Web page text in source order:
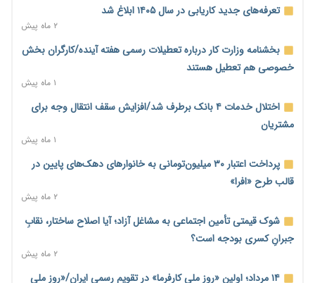
رشد ۷۵ هزار میلیاردی بازار خرید اعتباری؛ فین‌تک‌ها وارد میدان
احتمال اختلال ۲۴ ساعته در سامانه‌های تأمین اجتماعی
۲ روز پیش
آغاز اجرای پایلوت «ردا کارت» برای دانشجویان تحصیلات تکمیلی
محدودیت تازه برای شبکه بانکی؛ افزایش سپرده قانونی با هدف
کنترل تورم
ترمز تولید خودرو کشیده شد؛ افت ۲۵ درصدی تیراژ ایران‌خودرو،
سایپا و پارس‌خودرو
۲ روز پیش
تعرفه‌های جدید کاریابی در سال ۱۴۰۵ ابلاغ شد
۲ ماه پیش
بخشنامه وزارت کار درباره تعطیلات رسمی هفته آینده/کارگران بخش
خصوصی هم تعطیل هستند
۱ ماه پیش
اختلال خدمات ۴ بانک برطرف شد/افزایش سقف انتقال وجه برای
مشتریان
۱ ماه پیش
پرداخت اعتبار ۳۰ میلیون‌تومانی به خانوارهای دهک‌های پایین در
قالب طرح «افرا»
۲ ماه پیش
شوک قیمتی تأمین اجتماعی به مشاغل آزاد؛ آیا اصلاح ساختار، نقابِ
جبرانِ کسری بودجه است؟
۲ ماه پیش
۱۴ مرداد؛ اولین «روز ملی کارفرما» در تقویم رسمی ایران/«روز ملی